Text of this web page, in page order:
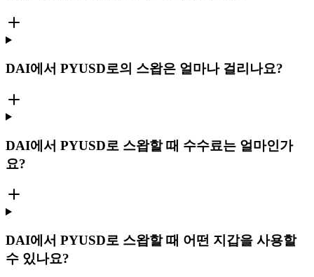
DAI에서 PYUSD로의 스왑은 얼마나 걸리나요?
DAI에서 PYUSD로 스왑할 때 수수료는 얼마인가
요?
DAI에서 PYUSD로 스왑할 때 어떤 지갑을 사용할
수 있나요?